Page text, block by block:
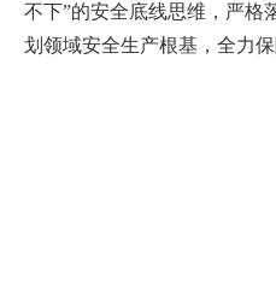
不下”的安全底线思维，严格
划领域安全生产根基，全力